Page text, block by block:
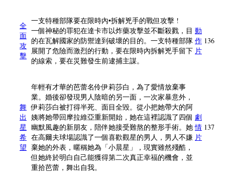
全
面
攻
擊
一支特種部隊要在限時內•拆解兇手的戰但攻擊 !
一個神秘的罪犯在達卡市以炸藥攻擊並不斷殺戮，目
的在瓦解國家的防禦達到破壞的目的。一支特種部隊
展開了危險而激烈的行動，要在限時內拆解兇手留下
的線索，要在災難發生前逮捕主謀。
動
作
片
136
舞
出
星
希
望
年輕有才華的芭蕾名伶伊莉莎白，為了愛情放棄事
業。婚後卻發現男人陰暗的另一面，一次家暴意外，
伊莉莎白被打得半死、面目全毀。從小把她帶大的阿
姨將她帶回摩拉維亞重新開始，她在這裡認識了四個
幽默風趣的新朋友，陪伴她接受難熬的整形手術。她
在高爾夫球場認識了一個喜歡觀星的男人，男人不嫌
棄她的外表，暱稱她為「小晨星」，現實雖然殘酷，
但她終於明白自己能獲得第二次真正幸福的機會，並
重拾芭蕾，舞出自我。
劇
情
片
137